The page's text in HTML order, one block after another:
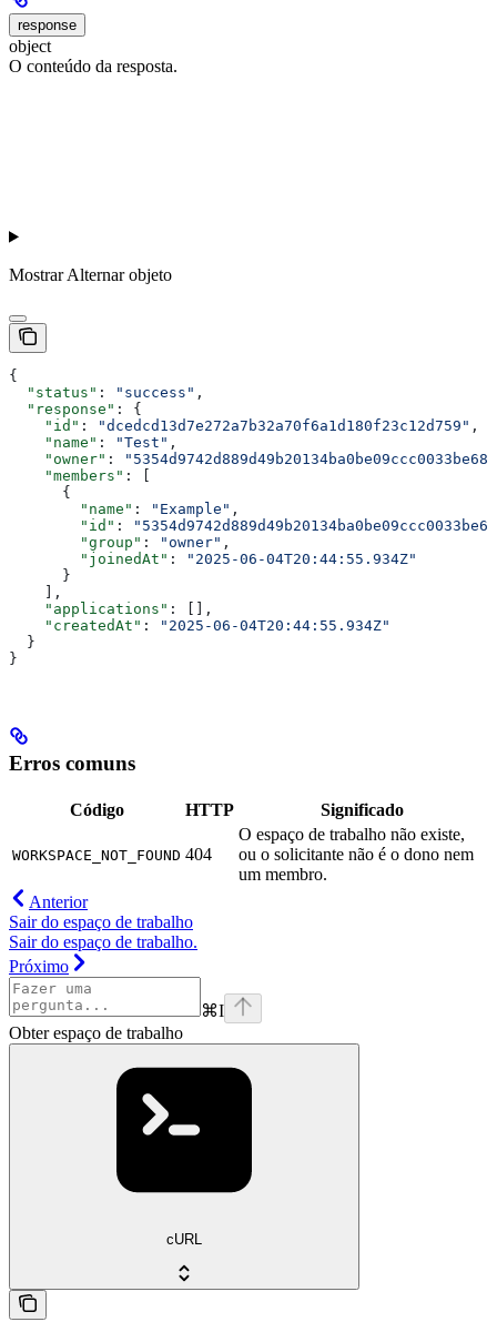
response
object
O conteúdo da resposta.
Mostrar Alternar objeto
{
  "status"
: "success" ,
  "response"
: {
    "id"
: "dcedcd13d7e272a7b32a70f6a1d180f23c12d759" ,
    "name"
: "Test" ,
    "owner"
:
"5354d9742d889d49b20134ba0be09ccc0033be68"
    "members"
: [
      {
        "name"
: "Example" ,
        "id"
:
        "group"
: "owner" ,
        "joinedAt"
:
"2025-06-04T20:44:55.934Z"
      }
    ],
    "applications"
: [],
    "createdAt"
:
"2025-06-04T20:44:55.934Z"
  }
}
Erros comuns
Código HTTP Significado
WORKSPACE_NOT_FOUND 404
O espaço de trabalho não existe,
ou o solicitante não é o dono nem
um membro.
Anterior
Sair do espaço de trabalho
Sair do espaço de trabalho.
Próximo
⌘I
Obter espaço de trabalho
cURL